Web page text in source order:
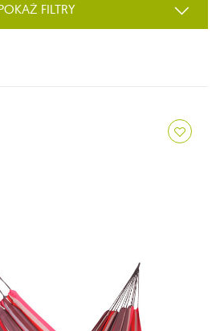
FILTRY